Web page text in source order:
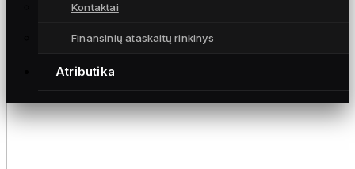
Kontaktai
Finansinių ataskaitų rinkinys
Atributika